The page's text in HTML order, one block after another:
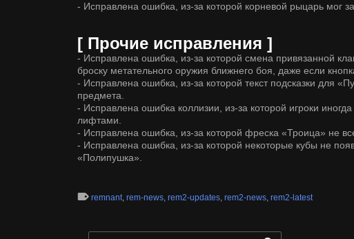
- Исправлена ошибка, из-за которой корневой рыцарь мог
[ Прочие исправления ]
- Исправлена ошибка, из-за которой смена привязанной
броску метательного оружия ближнего боя, даже если
- Исправлена ошибка, из-за которой текст подсказки для
предмета.
- Исправлена ошибка коллизии, из-за которой игроки
лифтами.
- Исправлена ошибка, из-за которой фреска «Троица» не
- Исправлена ошибка, из-за которой некоторые кубы не
«Полипушка».
remnant, rem-news, rem2-updates, rem2-news, rem2-latest